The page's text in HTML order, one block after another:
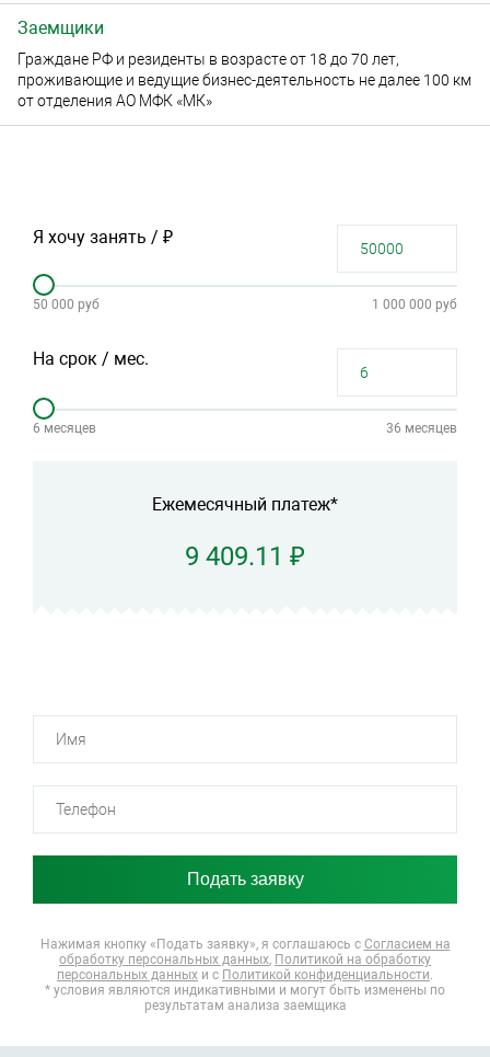
Заемщики
Граждане РФ и резиденты в возрасте от 18 до 70 лет,
проживающие и ведущие бизнес-деятельность не далее 100 км
от отделения АО МФК «МК»
Я хочу занять / ₽
50 000 руб 1 000 000 руб
На срок / мес.
6 месяцев 36 месяцев
Ежемесячный платеж*
9 409.11 ₽
Нажимая кнопку «Подать заявку», я соглашаюсь с Согласием на
обработку персональных данных, Политикой на обработку
персональных данных и с Политикой конфиденциальности.
* условия являются индикативными и могут быть изменены по
результатам анализа заемщика